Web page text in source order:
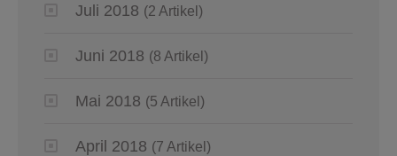
Juli 2018 (2 Artikel)
Juni 2018 (8 Artikel)
Mai 2018 (5 Artikel)
April 2018 (7 Artikel)